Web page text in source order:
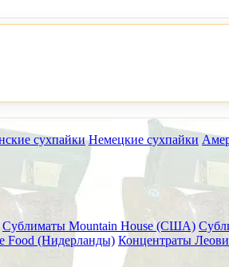
сухпайки Немецкие сухпайки
Сублиматы Mountain House (США)
Food (Нидерланды) Концентраты
8 и 15 августа.